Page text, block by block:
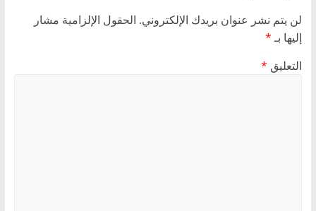
لن يتم نشر عنوان بريدك الإلكتروني. الحقول الإلزامية مشار
إليها بـ*
التعليق *